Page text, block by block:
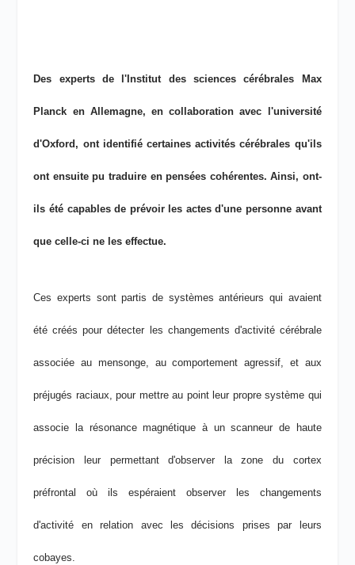
Des experts de l'Institut des sciences cérébrales Max
Planck en Allemagne, en collaboration avec l'université
d'Oxford, ont identifié certaines activités cérébrales qu'ils
ont ensuite pu traduire en pensées cohérentes. Ainsi, ont-
ils été capables de prévoir les actes d'une personne avant
que celle-ci ne les effectue.
Ces experts sont partis de systèmes antérieurs qui avaient
été créés pour détecter les changements d'activité cérébrale
associée au mensonge, au comportement agressif, et aux
préjugés raciaux, pour mettre au point leur propre système qui
associe la résonance magnétique à un scanneur de haute
précision leur permettant d'observer la zone du cortex
préfrontal où ils espéraient observer les changements
d'activité en relation avec les décisions prises par leurs
cobayes.